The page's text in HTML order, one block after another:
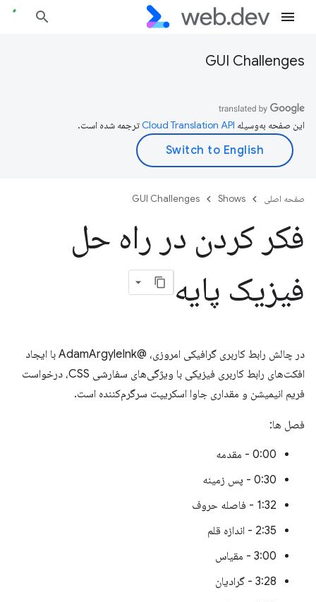
GUI Challenges
این صفحه به‌وسیله ترجمه شده است.
صفحه اصلی Shows
GUI Challenges
فکر کردن در راه حل
فیزیک پایه
در چالش رابط کاربری گرافیکی امروزی، @AdamArgyleInk با ایجاد
افکت‌های رابط کاربری فیزیکی با ویژگی‌های سفارشی CSS، درخواست
فریم انیمیشن و مقداری جاوا اسکریپت سرگرم‌کننده است.
فصل ها:
0:00 - مقدمه
0:30 - پس زمینه
1:32 - فاصله حروف
2:35 - اندازه قلم
3:00 - مقیاس
3:28 - گرادیان